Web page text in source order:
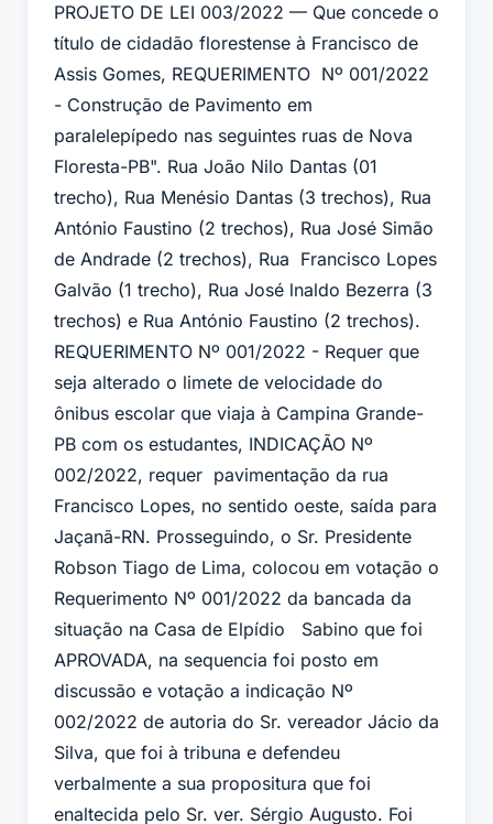
PROJETO DE LEI 003/2022 — Que concede o
título de cidadão florestense à Francisco de
Assis Gomes, REQUERIMENTO Nº 001/2022
- Construção de Pavimento em
paralelepípedo nas seguintes ruas de Nova
Floresta-PB". Rua João Nilo Dantas (01
trecho), Rua Menésio Dantas (3 trechos), Rua
António Faustino (2 trechos), Rua José Simão
de Andrade (2 trechos), Rua Francisco Lopes
Galvão (1 trecho), Rua José lnaldo Bezerra (3
trechos) e Rua António Faustino (2 trechos).
REQUERIMENTO Nº 001/2022 - Requer que
seja alterado o limete de velocidade do
ônibus escolar que viaja à Campina Grande-
PB com os estudantes, INDICAÇÃO Nº
002/2022, requer pavimentação da rua
Francisco Lopes, no sentido oeste, saída para
Jaçanã-RN. Prosseguindo, o Sr. Presidente
Robson Tiago de Lima, colocou em votação o
Requerimento Nº 001/2022 da bancada da
situação na Casa de Elpídio Sabino que foi
APROVADA, na sequencia foi posto em
discussão e votação a indicação Nº
002/2022 de autoria do Sr. vereador Jácio da
Silva, que foi à tribuna e defendeu
verbalmente a sua propositura que foi
enaltecida pelo Sr. ver. Sérgio Augusto. Foi